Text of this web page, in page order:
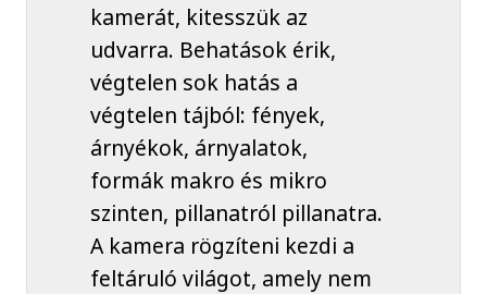
kamerát, kitesszük az
udvarra. Behatások érik,
végtelen sok hatás a
végtelen tájból: fények,
árnyékok, árnyalatok,
formák makro és mikro
szinten, pillanatról pillanatra.
A kamera rögzíteni kezdi a
feltáruló világot, amely nem